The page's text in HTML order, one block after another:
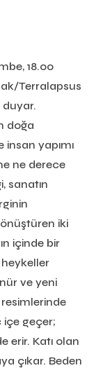
18.00
Terralapsus
duyar.
doğa
yapımı
ne derece
sanatın
iki
içinde bir
heykeller
ve yeni
içe geçer;
erir. Katı olan
çıkar. Beden